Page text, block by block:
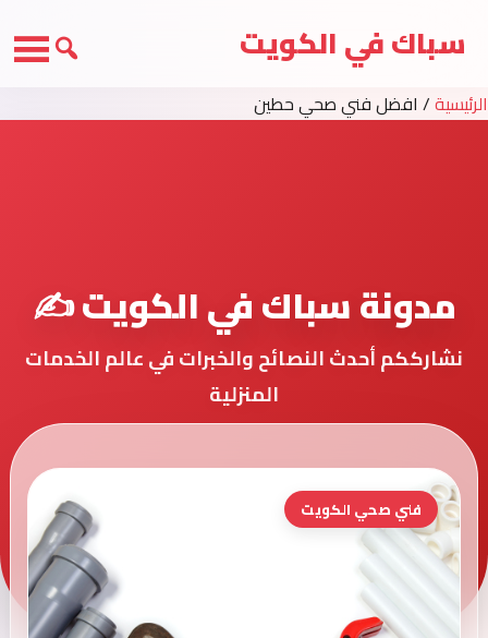
سباك في الكويت
الرئيسية/ افضل فني صحي حطين
مدونة سباك في الكويت ✍️
نشارككم أحدث النصائح والخبرات في عالم الخدمات
المنزلية
فني صحي الكويت